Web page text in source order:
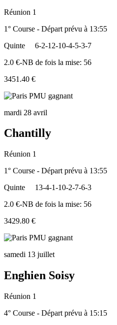
Réunion 1
1° Course - Départ prévu à 13:55
Quinte
6-2-12-10-4-5-3-7
2.0 €-NB de fois la mise: 56
3451.40 €
mardi 28 avril
Chantilly
Réunion 1
1° Course - Départ prévu à 13:55
Quinte
13-4-1-10-2-7-6-3
2.0 €-NB de fois la mise: 56
3429.80 €
samedi 13 juillet
Enghien Soisy
Réunion 1
4° Course - Départ prévu à 15:15